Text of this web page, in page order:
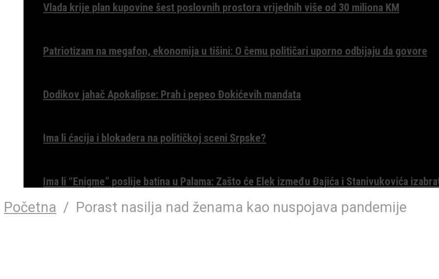
Vlada krije plan kupovine šest poslovnih prostora vrijednih više od 30 miliona KM
Patriotizam na megafon, ekonomija u tišini: O čemu političari uporno odbijaju da govore
Dodikov jahač Apokalipse: Prah i pepeo Đokićevih mandata
Ima li ćacija i blokadera na političkoj sceni Srpske?
Ima li “Enigme” poslije batina u Palama: Zašto će Elek između Đajića i Stanivukovića
Početna / Porast nasilja nad ženama kao nuspojava pandemije